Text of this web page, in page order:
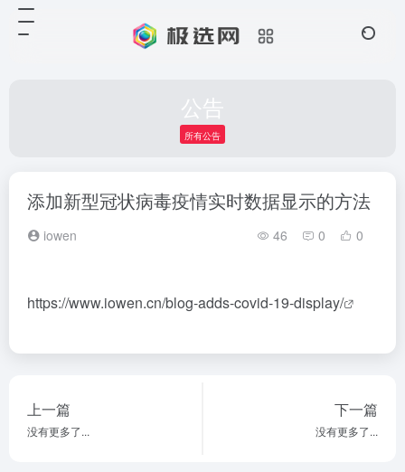
公告
所有公告
添加新型冠状病毒疫情实时数据显示的方法
iowen 46 0 0
https://www.iowen.cn/blog-adds-covid-19-display/
上一篇
没有更多了...
下一篇
没有更多了...